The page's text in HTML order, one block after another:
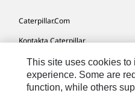
Caterpillar.com
Kontakta Caterpillar
Mina Marknadsföringspreferenser
Platskarta
This site uses cookies to
experience. Some are
function, while others